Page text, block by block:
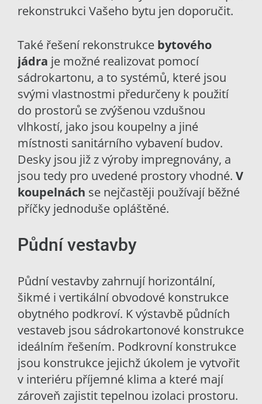
rekonstrukci Vašeho bytu jen doporučit.
Také řešení rekonstrukce bytového
jádra je možné realizovat pomocí
sádrokartonu, a to systémů, které jsou
svými vlastnostmi předurčeny k použití
do prostorů se zvýšenou vzdušnou
vlhkostí, jako jsou koupelny a jiné
místnosti sanitárního vybavení budov.
Desky jsou již z výroby impregnovány, a
jsou tedy pro uvedené prostory vhodné. V
koupelnách se nejčastěji používají běžné
příčky jednoduše opláštěné.
Půdní vestavby
Půdní vestavby zahrnují horizontální,
šikmé i vertikální obvodové konstrukce
obytného podkroví. K výstavbě půdních
vestaveb jsou sádrokartonové konstrukce
ideálním řešením. Podkrovní konstrukce
jsou konstrukce jejichž úkolem je vytvořit
v interiéru příjemné klima a které mají
zároveň zajistit tepelnou izolaci prostoru.